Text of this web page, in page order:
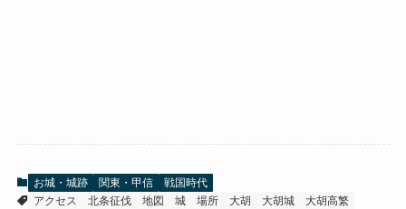
お城・城跡 関東・甲信
戦国時代
アクセス
北条征伐 地図 城 場所 大胡 大胡城
大胡高繁